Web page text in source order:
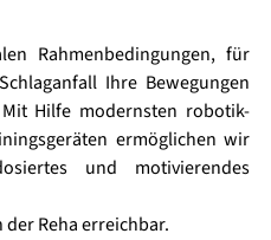
Rahmenbedingungen, für
Ihre Bewegungen
Mit Hilfe modernsten robotik-
ermöglichen wir
und motivierendes
Reha erreichbar.